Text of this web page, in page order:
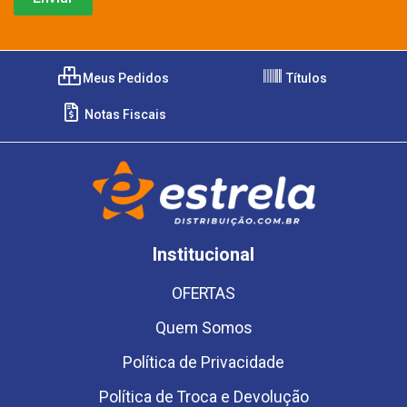
Meus Pedidos Títulos
Notas Fiscais
Institucional
OFERTAS
Quem Somos
Política de Privacidade
Política de Troca e Devolução